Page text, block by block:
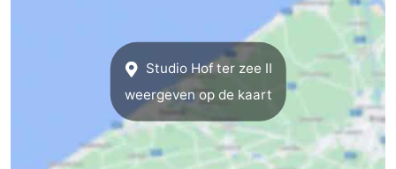
Bredene
Studio Hof ter zee II
weergeven op de kaart